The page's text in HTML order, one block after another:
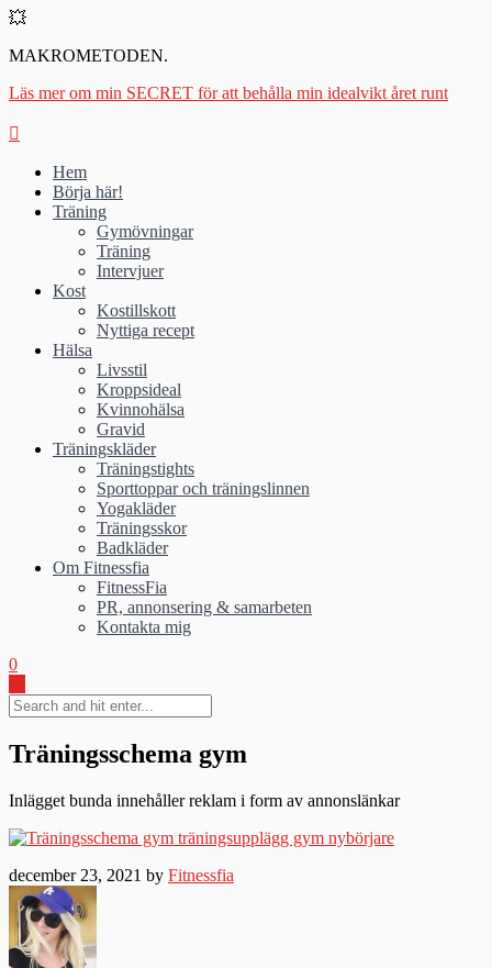
💥
MAKROMETODEN.
Läs mer om min SECRET för att behålla min idealvikt året runt
Hem
Börja här!
Träning
Gymövningar
Träning
Intervjuer
Kost
Kostillskott
Nyttiga recept
Hälsa
Livsstil
Kroppsideal
Kvinnohälsa
Gravid
Träningskläder
Träningstights
Sporttoppar och träningslinnen
Yogakläder
Träningsskor
Badkläder
Om Fitnessfia
FitnessFia
PR, annonsering & samarbeten
Kontakta mig
0
Träningsschema gym
Inlägget bunda innehåller reklam i form av annonslänkar
december 23, 2021 by Fitnessfia